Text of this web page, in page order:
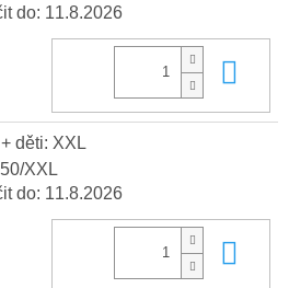
do: 11.8.2026
děti: XXL
XXL
do: 11.8.2026